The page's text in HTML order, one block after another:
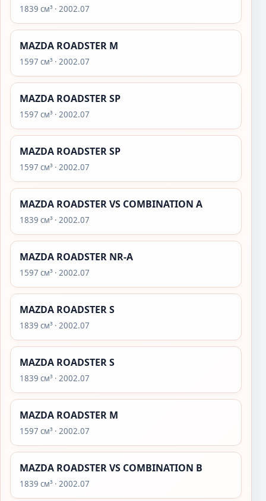
1839 см³ · 2002.07
MAZDA ROADSTER M
1597 см³ · 2002.07
MAZDA ROADSTER SP
1597 см³ · 2002.07
MAZDA ROADSTER SP
1597 см³ · 2002.07
MAZDA ROADSTER VS COMBINATION A
1839 см³ · 2002.07
MAZDA ROADSTER NR-A
1597 см³ · 2002.07
MAZDA ROADSTER S
1839 см³ · 2002.07
MAZDA ROADSTER S
1839 см³ · 2002.07
MAZDA ROADSTER M
1597 см³ · 2002.07
MAZDA ROADSTER VS COMBINATION B
1839 см³ · 2002.07